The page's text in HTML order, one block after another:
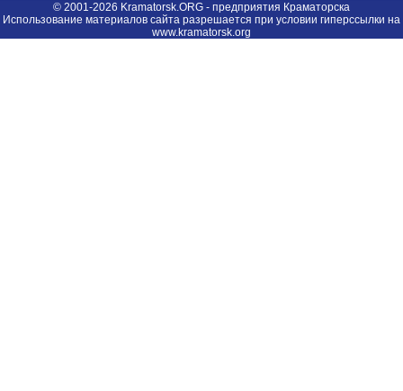
© 2001-2026 Kramatorsk.ORG - предприятия Краматорска
Использование материалов сайта разрешается при условии гиперссылки на
www.kramatorsk.org